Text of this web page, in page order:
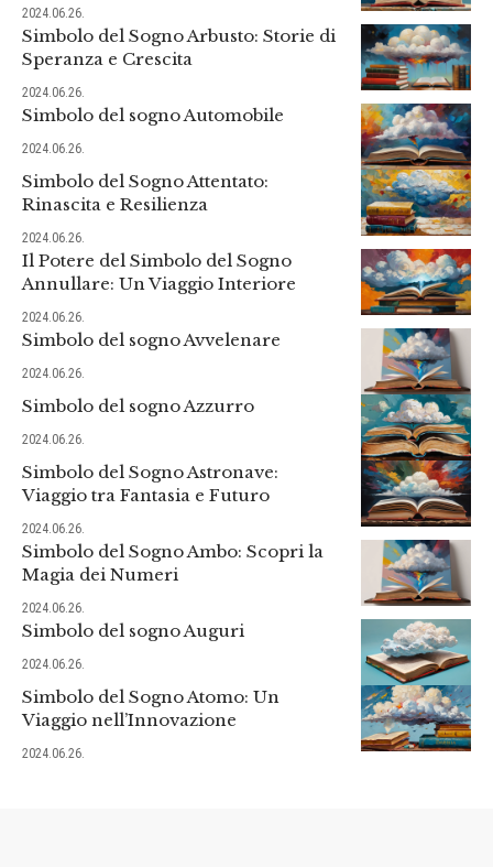
2024.06.26.
Simbolo del Sogno Arbusto: Storie di
Speranza e Crescita
2024.06.26.
Simbolo del sogno Automobile
2024.06.26.
Simbolo del Sogno Attentato:
Rinascita e Resilienza
2024.06.26.
Il Potere del Simbolo del Sogno
Annullare: Un Viaggio Interiore
2024.06.26.
Simbolo del sogno Avvelenare
2024.06.26.
Simbolo del sogno Azzurro
2024.06.26.
Simbolo del Sogno Astronave:
Viaggio tra Fantasia e Futuro
2024.06.26.
Simbolo del Sogno Ambo: Scopri la
Magia dei Numeri
2024.06.26.
Simbolo del sogno Auguri
2024.06.26.
Simbolo del Sogno Atomo: Un
Viaggio nell’Innovazione
2024.06.26.